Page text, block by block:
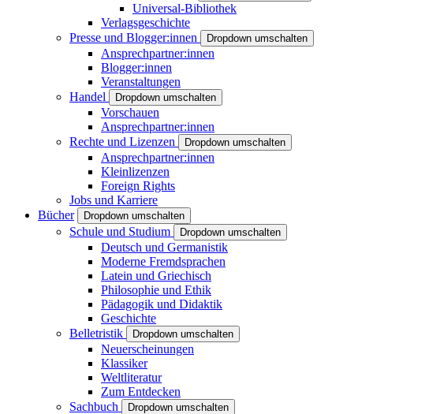
Universal-Bibliothek
Verlagsgeschichte
Presse und Blogger:innen
Dropdown umschalten
Ansprechpartner:innen
Blogger:innen
Veranstaltungen
Handel
Dropdown umschalten
Vorschauen
Ansprechpartner:innen
Rechte und Lizenzen
Dropdown umschalten
Ansprechpartner:innen
Kleinlizenzen
Foreign Rights
Jobs und Karriere
Bücher
Dropdown umschalten
Schule und Studium Dropdown umschalten
Deutsch und Germanistik
Moderne Fremdsprachen
Latein und Griechisch
Philosophie und Ethik
Pädagogik und Didaktik
Geschichte
Belletristik
Dropdown umschalten
Neuerscheinungen
Klassiker
Weltliteratur
Zum Entdecken
Sachbuch
Dropdown umschalten